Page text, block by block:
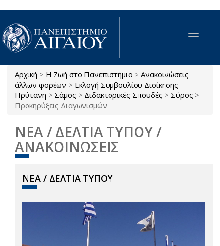
Παράκαμψη προς το κυρίως περιεχόμενο
Toggle
Είστε εδώ
Αρχική > Η Ζωή στο Πανεπιστήμιο > Ανακοινώσεις
άλλων φορέων > Εκλογή Συμβουλίου Διοίκησης-
Πρύτανη > Σάμος > Διδακτορικές Σπουδές > Σύρος >
Προκηρύξεις Διαγωνισμών
ΝΕΑ / ΔΕΛΤΙΑ ΤΥΠΟΥ /
ΑΝΑΚΟΙΝΩΣΕΙΣ
ΝΕΑ / ΔΕΛΤΙΑ ΤΥΠΟΥ